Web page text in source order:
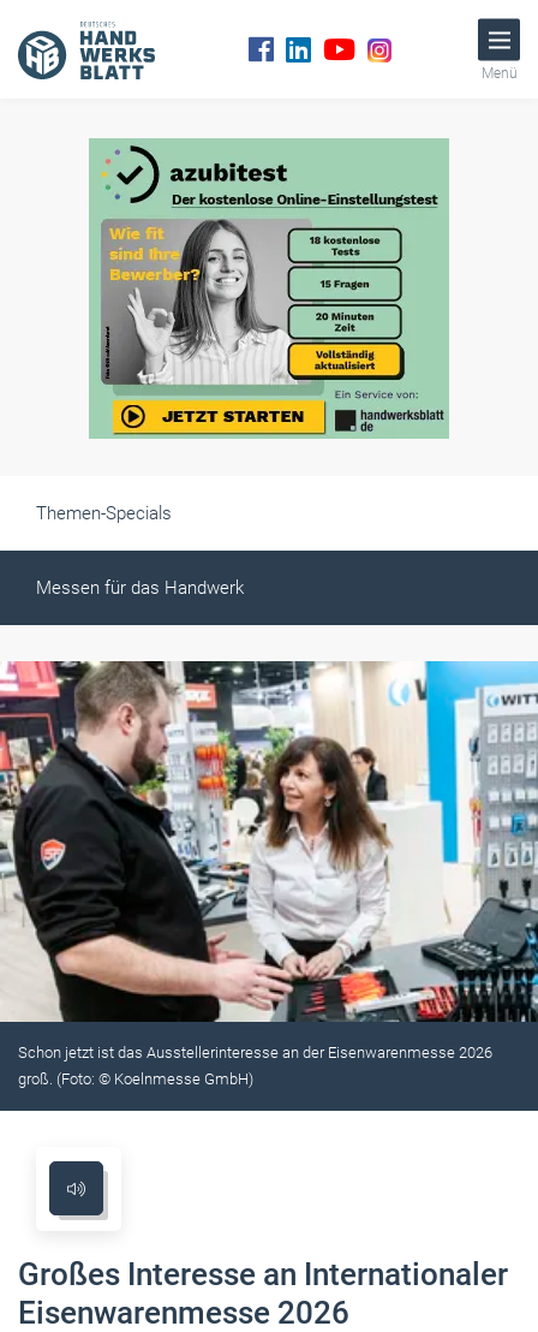
Menü
Themen-Specials
Messen für das Handwerk
Schon jetzt ist das Ausstellerinteresse an der Eisenwarenmesse 2026
groß. (Foto: © Koelnmesse GmbH)
Großes Interesse an Internationaler
Eisenwarenmesse 2026